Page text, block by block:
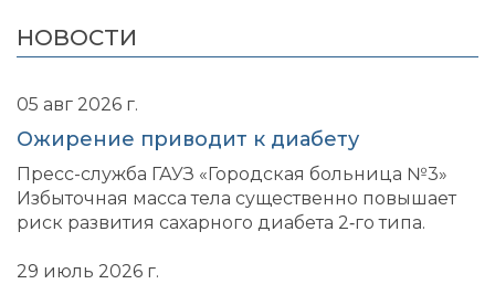
НОВОСТИ
05 авг 2026 г.
Ожирение приводит к диабету
Пресс-служба ГАУЗ «Городская больница №3»
Избыточная масса тела существенно повышает
риск развития сахарного диабета 2‑го типа.
29 июль 2026 г.